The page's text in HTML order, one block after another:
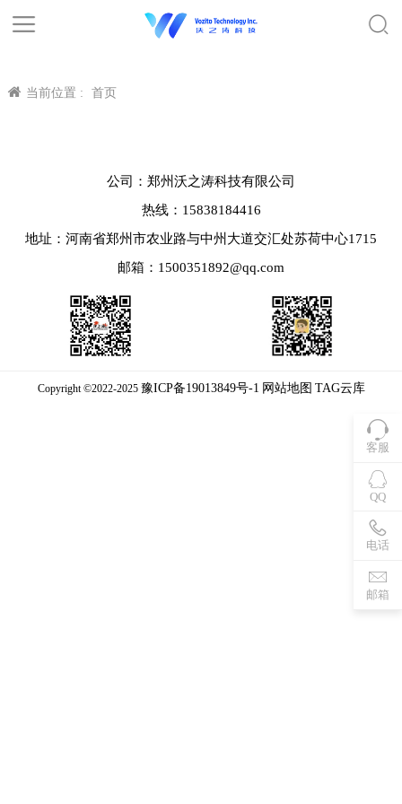
当前位置 : 首页
客服
QQ
电话
邮箱
公司：郑州沃之涛科技有限公司
热线：15838184416
地址：河南省郑州市农业路与中州大道交汇处苏荷中心1715
邮箱：1500351892@qq.com
Copyright ©2022-2025 豫ICP备19013849号-1 网站地图 TAG云库